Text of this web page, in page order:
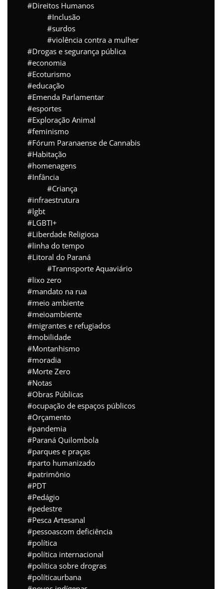
Direitos Humanos
Inclusão
surdos
violência contra a mulher
Drogas e segurança pública
economia
Ecoturismo
educação
Emenda Parlamentar
esportes
Exploração Animal
feminismo
Fórum Paranaense de Cannabis
Habitação
homenagens
Infância
Criança
infraestrutura
lgbt
LGBTI+
Liberdade Religiosa
linha do tempo
Litoral do Paraná
Trannsporte Aquaviário
lixo zero
mandato na rua
meio ambiente
meioambiente
migrantes e refugiados
mobilidade
Montanhismo
moradia
Morte Zero
Notas
Obras Públicas
ocupação de espaços públicos
Orçamento
pandemia
Paraná Quilombola
parques e praças
parto humanizado
patrimônio
PDT
Pedágio
pedestre
Pesca Artesanal
pessoascom deficiência
política
política internacional
política sobre drogras
políticaurbana